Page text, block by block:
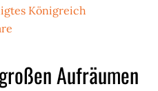
Königreich
Aufräumen